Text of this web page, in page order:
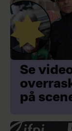
Se
på